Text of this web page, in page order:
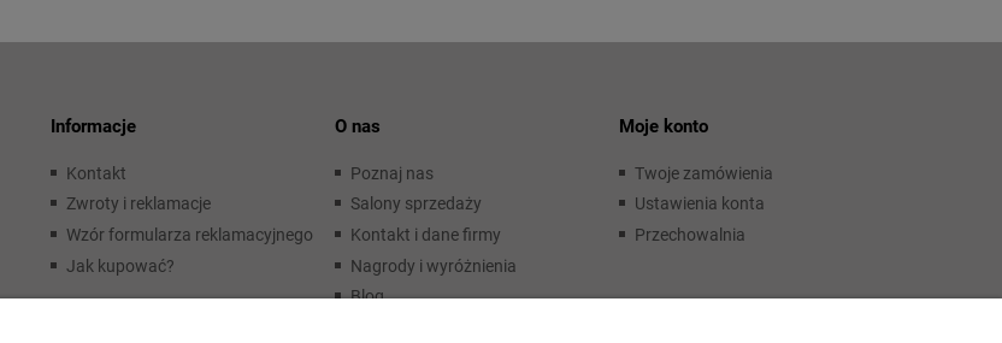
Informacje
Kontakt
Zwroty i reklamacje
Wzór formularza reklamacyjnego
Jak kupować?
O nas
Poznaj nas
Salony sprzedaży
Kontakt i dane firmy
Nagrody i wyróżnienia
Blog
Moje konto
Twoje zamówienia
Ustawienia konta
Przechowalnia